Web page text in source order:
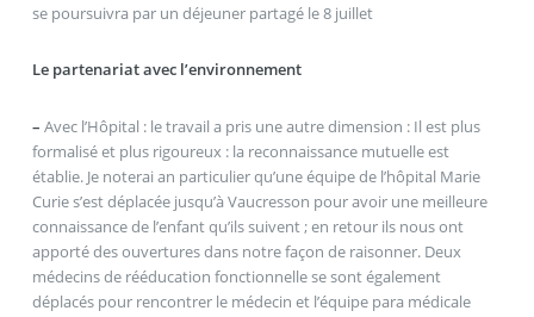
se poursuivra par un déjeuner partagé le 8 juillet
Le partenariat avec l’environnement
– Avec l’Hôpital : le travail a pris une autre dimension : Il est plus
formalisé et plus rigoureux : la reconnaissance mutuelle est
établie. Je noterai an particulier qu’une équipe de l’hôpital Marie
Curie s’est déplacée jusqu’à Vaucresson pour avoir une meilleure
connaissance de l’enfant qu’ils suivent ; en retour ils nous ont
apporté des ouvertures dans notre façon de raisonner. Deux
médecins de rééducation fonctionnelle se sont également
déplacés pour rencontrer le médecin et l’équipe para médicale